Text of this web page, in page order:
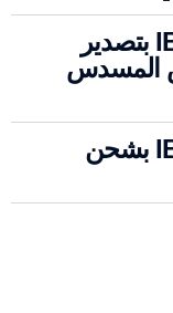
هل تقوم شركة IBERARMS بتصدير
المسدس
هل تقوم شركة IBERARMS بشحن